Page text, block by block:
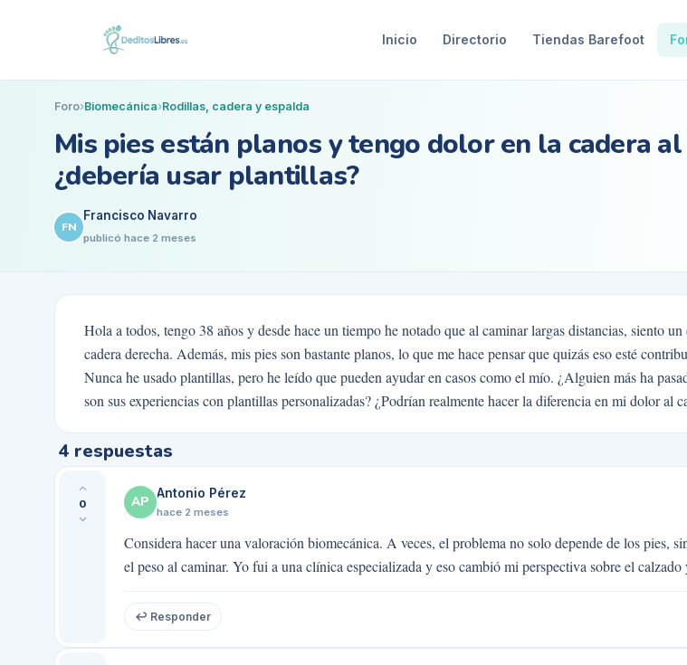
Inicio Directorio Tiendas Barefoot
Foro›Biomecánica›Rodillas, cadera y espalda
Mis pies están planos y tengo dolor en la cadera al
¿debería usar plantillas?
FN
Francisco Navarro
publicó hace 2 meses
Hola a todos, tengo 38 años y desde hace un tiempo he notado que al caminar largas distancias, siento
cadera derecha. Además, mis pies son bastante planos, lo que me hace pensar que quizás eso esté
Nunca he usado plantillas, pero he leído que pueden ayudar en casos como el mío. ¿Alguien más ha
son sus experiencias con plantillas personalizadas? ¿Podrían realmente hacer la diferencia en mi dolor al
4 respuestas
0 AP
Antonio Pérez
hace 2 meses
Considera hacer una valoración biomecánica. A veces, el problema no solo depende de los pies,
el peso al caminar. Yo fui a una clínica especializada y eso cambió mi perspectiva sobre el calzado
↩ Responder